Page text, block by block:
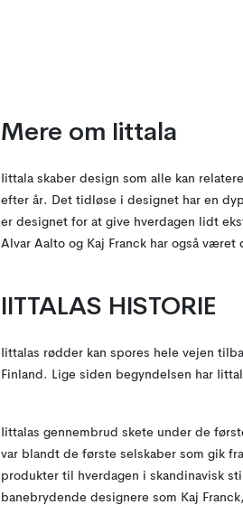
Mere om Iittala
Iittala skaber design som alle kan
efter år. Det tidløse i designet har en
er designet for at give hverdagen lidt
Alvar Aalto og Kaj Franck har også
IITTALAS HISTORIE
Iittalas rødder kan spores hele vejen
Finland. Lige siden begyndelsen har
Iittalas gennembrud skete under de
var blandt de første selskaber som gik
produkter til hverdagen i skandinavisk
banebrydende designere som Kaj